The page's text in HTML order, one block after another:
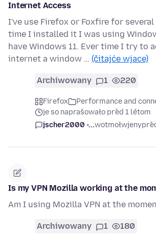
Internet Access
I've use Firefox or Foxfire for
time I installed it I was using
have Windows 11. Ever time I try to
internet a window … (čitajće wjace)
Archiwowany 1 220
Firefox
Performance and
je so naprašowało před 1 lětom
jscher2000 -...wotmołwjeny
Is my VPN Mozilla working at the
Am I using Mozilla VPN at the
Archiwowany 1 180